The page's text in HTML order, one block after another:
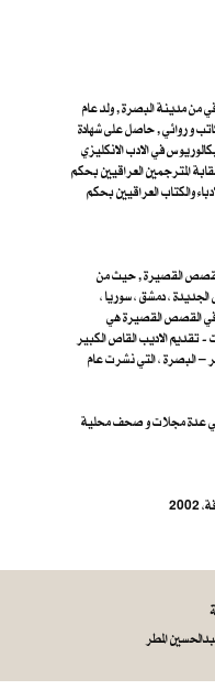
من مدينة البصرة , ولد عام
و روائي , حاصل على شهادة
في الادب الانكليزي
المترجمين العراقيين بحكم
والكتاب العراقيين بحكم
القصيرة , حيث من
الجديدة ، دمشق ، سوريا ،
عام 2022. و اعماله في القصص القصيرة هي
الاديب القاص الكبير
البصرة ، ا​لتي نشرت عام
المطر